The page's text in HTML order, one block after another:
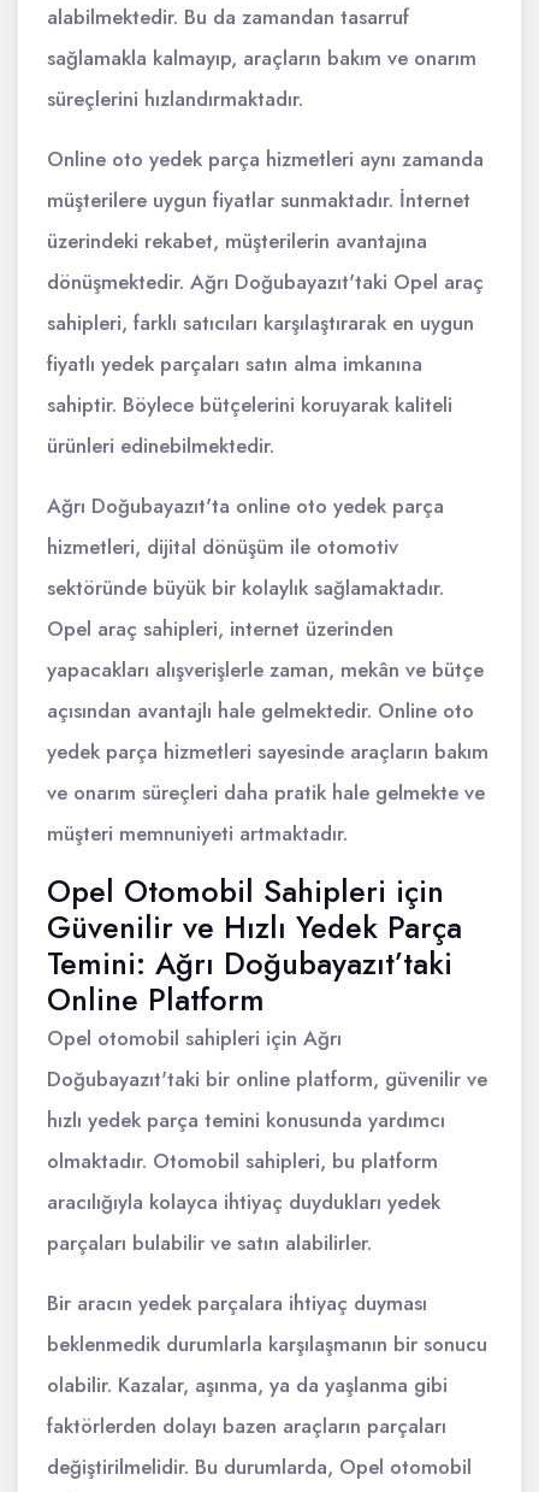
alabilmektedir. Bu da zamandan tasarruf
sağlamakla kalmayıp, araçların bakım ve onarım
süreçlerini hızlandırmaktadır.
Online oto yedek parça hizmetleri aynı zamanda
müşterilere uygun fiyatlar sunmaktadır. İnternet
üzerindeki rekabet, müşterilerin avantajına
dönüşmektedir. Ağrı Doğubayazıt'taki Opel araç
sahipleri, farklı satıcıları karşılaştırarak en uygun
fiyatlı yedek parçaları satın alma imkanına
sahiptir. Böylece bütçelerini koruyarak kaliteli
ürünleri edinebilmektedir.
Ağrı Doğubayazıt'ta online oto yedek parça
hizmetleri, dijital dönüşüm ile otomotiv
sektöründe büyük bir kolaylık sağlamaktadır.
Opel araç sahipleri, internet üzerinden
yapacakları alışverişlerle zaman, mekân ve bütçe
açısından avantajlı hale gelmektedir. Online oto
yedek parça hizmetleri sayesinde araçların bakım
ve onarım süreçleri daha pratik hale gelmekte ve
müşteri memnuniyeti artmaktadır.
Opel Otomobil Sahipleri için
Güvenilir ve Hızlı Yedek Parça
Temini: Ağrı Doğubayazıt’taki
Online Platform
Opel otomobil sahipleri için Ağrı
Doğubayazıt'taki bir online platform, güvenilir ve
hızlı yedek parça temini konusunda yardımcı
olmaktadır. Otomobil sahipleri, bu platform
aracılığıyla kolayca ihtiyaç duydukları yedek
parçaları bulabilir ve satın alabilirler.
Bir aracın yedek parçalara ihtiyaç duyması
beklenmedik durumlarla karşılaşmanın bir sonucu
olabilir. Kazalar, aşınma, ya da yaşlanma gibi
faktörlerden dolayı bazen araçların parçaları
değiştirilmelidir. Bu durumlarda, Opel otomobil